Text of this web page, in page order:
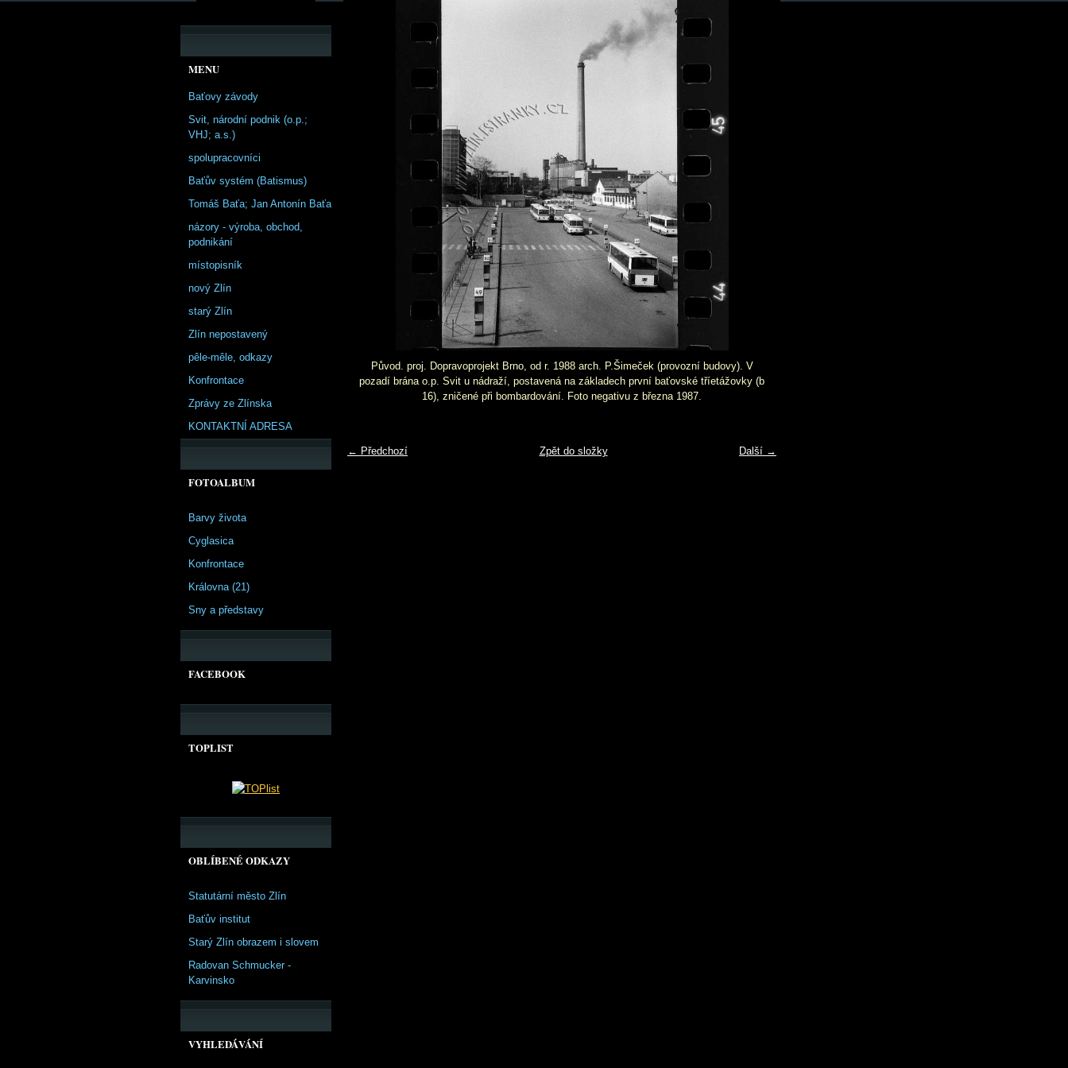
Původ. proj. Dopravoprojekt Brno, od r. 1988 arch. P.Šimeček (provozní budovy). V
pozadí brána o.p. Svit u nádraží, postavená na základech první baťovské tříetážovky (b
16), zničené při bombardování. Foto negativu z března 1987.
← Předchozí Další →
Zpět do složky
MENU
Baťovy závody
Svit, národní podnik (o.p.;
VHJ; a.s.)
spolupracovníci
Baťův systém (Batismus)
Tomáš Baťa; Jan Antonín Baťa
názory - výroba, obchod,
podnikání
místopisník
nový Zlín
starý Zlín
Zlín nepostavený
pêle-mêle, odkazy
Konfrontace
Zprávy ze Zlínska
KONTAKTNÍ ADRESA
FOTOALBUM
Barvy života
Cyglasica
Konfrontace
Královna (21)
Sny a představy
FACEBOOK
TOPLIST
OBLÍBENÉ ODKAZY
Statutární město Zlín
Baťův institut
Starý Zlín obrazem i slovem
Radovan Schmucker -
Karvinsko
VYHLEDÁVÁNÍ